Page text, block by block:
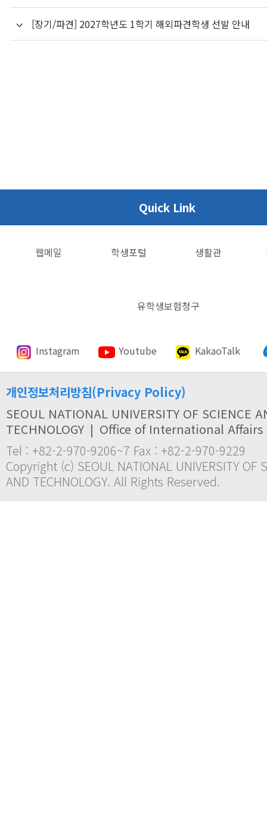
[장기/파견] 2027학년도 1학기 해외파견학생 선발 안내
Quick Link
웹메일 학생포털 생활관
유학생보험청구
Instagram Youtube KakaoTalk
개인정보처리방침(Privacy Policy)
SEOUL NATIONAL UNIVERSITY OF SCIENCE
TECHNOLOGY | Office of International Affairs
Tel : +82-2-970-9206~7 Fax : +82-2-970-9229
Copyright (c) SEOUL NATIONAL UNIVERSITY OF
AND TECHNOLOGY. All Rights Reserved.